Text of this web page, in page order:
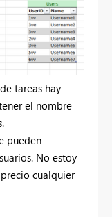
tareas hay
el nombre
pueden
No estoy
cualquier